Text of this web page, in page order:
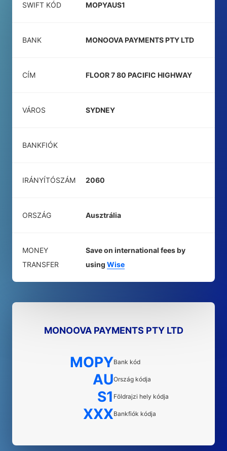
SWIFT KÓD MOPYAUS1
BANK MONOOVA PAYMENTS PTY LTD
CÍM FLOOR 7 80 PACIFIC HIGHWAY
VÁROS SYDNEY
BANKFIÓK
IRÁNYÍTÓSZÁM 2060
ORSZÁG Ausztrália
MONEY
TRANSFER
Save on international fees by
using Wise
MONOOVA PAYMENTS PTY LTD
MOPYBank kód
AUOrszág kódja
S1 Földrajzi hely kódja
XXXBankfiók kódja